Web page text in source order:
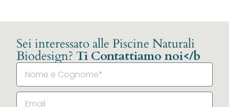
Sei interessato alle Piscine Naturali
Biodesign? Ti Contattiamo noi</b